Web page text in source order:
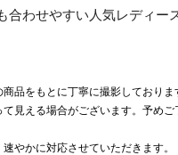
わせやすい人気レディー
品をもとに丁寧に撮影しておりま
見える場合がございます。予めご
やかに対応させていただきます。